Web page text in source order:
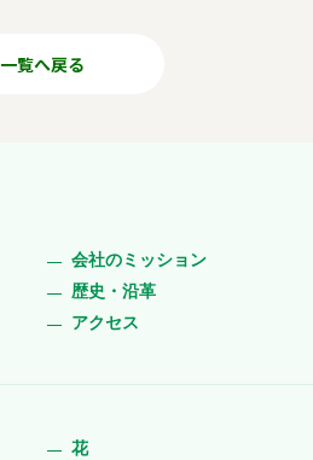
一覧へ戻る
会社のミッション
歴史・沿革
アクセス
花